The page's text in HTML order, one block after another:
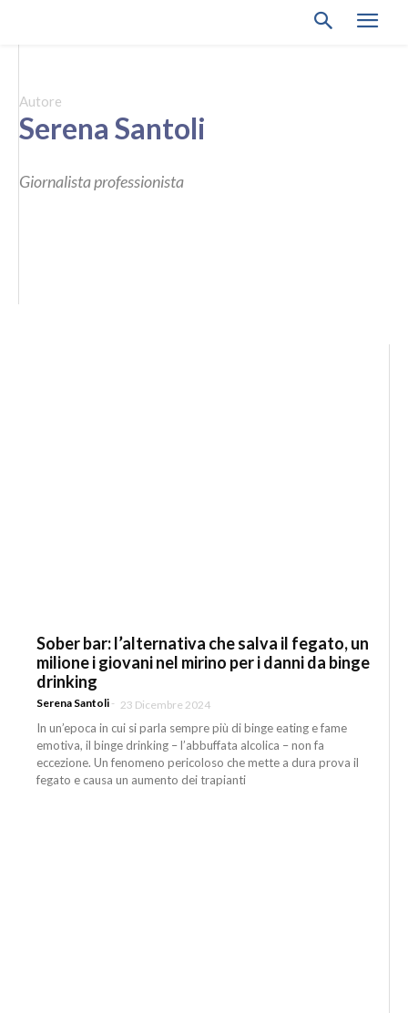
Autore
Serena Santoli
Giornalista professionista
Sober bar: l’alternativa che salva il fegato, un
milione i giovani nel mirino per i danni da binge
drinking
Serena Santoli - 23 Dicembre 2024
In un’epoca in cui si parla sempre più di binge eating e fame
emotiva, il binge drinking – l’abbuffata alcolica – non fa
eccezione. Un fenomeno pericoloso che mette a dura prova il
fegato e causa un aumento dei trapianti